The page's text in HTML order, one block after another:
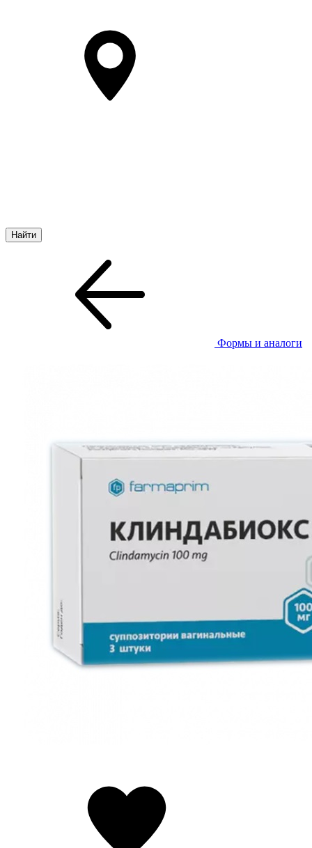
Формы и аналоги